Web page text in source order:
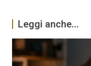
Leggi anche...